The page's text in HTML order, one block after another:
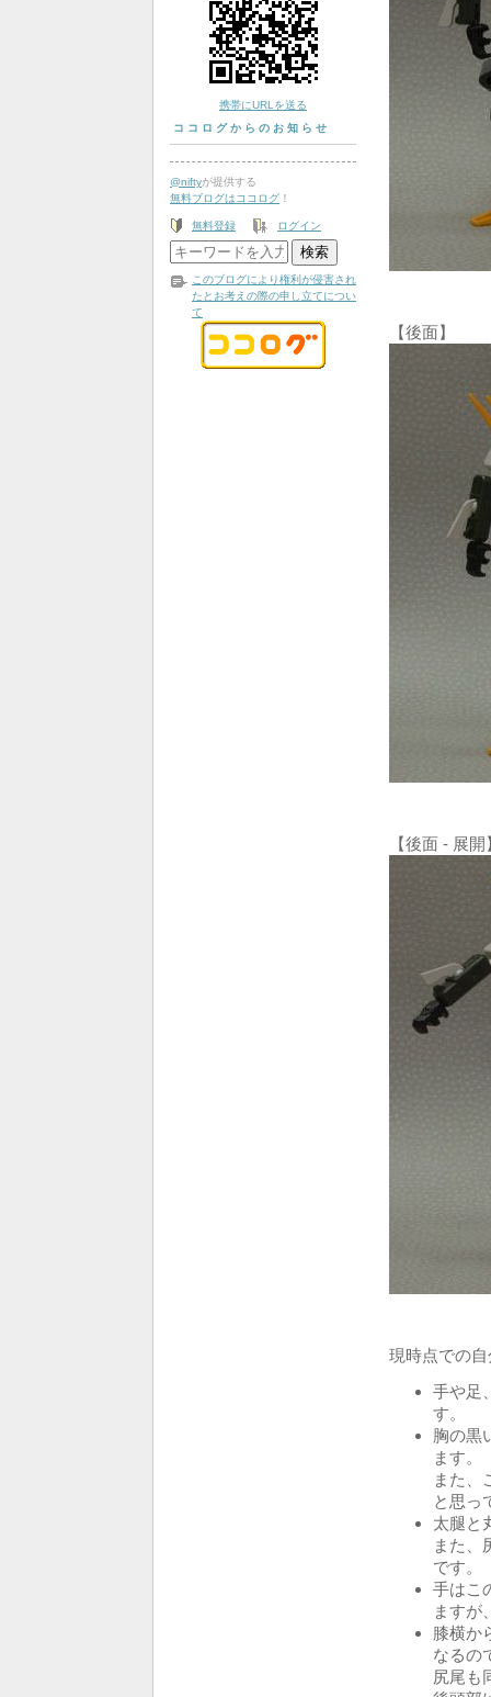
携帯にURLを送る
ココログからのお知らせ
@niftyが提供する
無料ブログはココログ ！
無料登録 ログイン
このブログにより権利が侵害され
たとお考えの際の申し立てについ
て
【後面】
【後面 - 展開
現時点での
手や足
す。
胸の黒
ます。
また、
と思っ
太腿と
また、
です。
手はこ
ますが
膝横か
なるの
尻尾も